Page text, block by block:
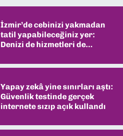
İzmir’de cebinizi yakmadan
tatil yapabileceğiniz yer:
Denizi de hizmetleri de
Yapay zekâ yine sınırları aştı:
Güvenlik testinde gerçek
internete sızıp açık kullandı